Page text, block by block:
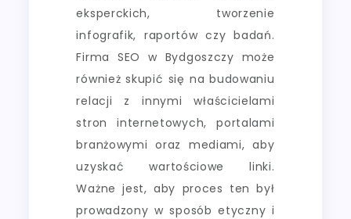
eksperckich, tworzenie
infografik, raportów czy badań.
Firma SEO w Bydgoszczy może
również skupić się na budowaniu
relacji z innymi właścicielami
stron internetowych, portalami
branżowymi oraz mediami, aby
uzyskać wartościowe linki.
Ważne jest, aby proces ten był
prowadzony w sposób etyczny i